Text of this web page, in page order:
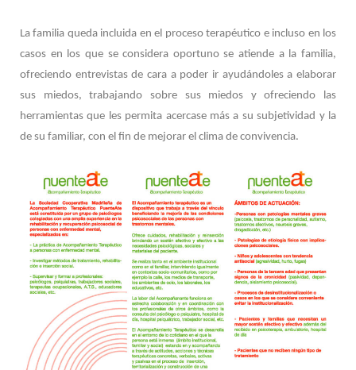
La familia queda incluida en el proceso terapéutico e incluso en los
casos en los que se considera oportuno se atiende a la familia,
ofreciendo entrevistas de cara a poder ir ayudándoles a elaborar
sus miedos, trabajando sobre sus miedos y ofreciendo las
herramientas que les permita acercase más a su subjetividad y la
de su familiar, con el fin de mejorar el clima de convivencia.